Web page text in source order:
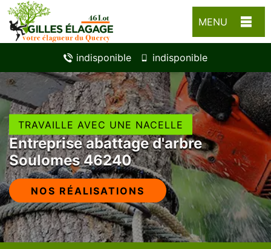
MENU
indisponible indisponible
TRAVAILLE AVEC UNE NACELLE
Entreprise abattage d'arbre
Soulomes 46240
NOS RÉALISATIONS